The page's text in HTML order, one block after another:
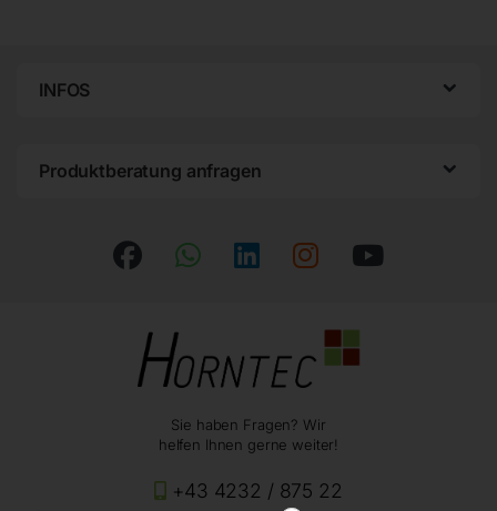
INFOS
Produktberatung anfragen
Sie haben Fragen? Wir
helfen Ihnen gerne weiter!
+43 4232 / 875 22